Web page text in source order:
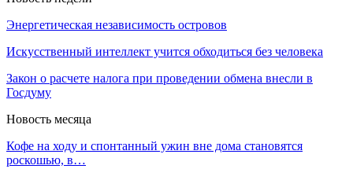
Энергетическая независимость островов
Искусственный интеллект учится обходиться без человека
Закон о расчете налога при проведении обмена внесли в
Госдуму
Новость месяца
Кофе на ходу и спонтанный ужин вне дома становятся
роскошью, в…